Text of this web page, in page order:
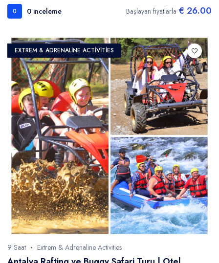
0 0 inceleme Başlayan fiyatlarla € 26.00
EXTREM & ADRENALINE ACTIVITIES
9 Saat Extrem & Adrenaline Activities